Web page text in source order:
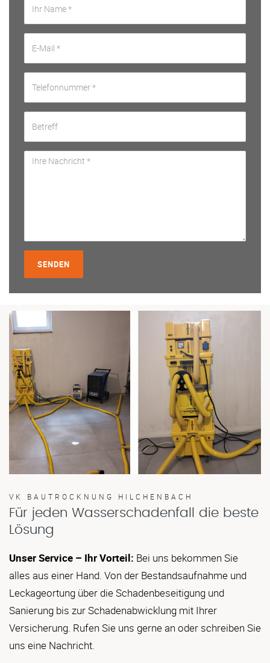
SENDEN
VK BAUTROCKNUNG HILCHENBACH
Für jeden Wasserschadenfall die beste
Lösung
Unser Service – Ihr Vorteil: Bei uns bekommen Sie
alles aus einer Hand. Von der Bestandsaufnahme und
Leckageortung über die Schadenbeseitigung und
Sanierung bis zur Schadenabwicklung mit Ihrer
Versicherung. Rufen Sie uns gerne an oder schreiben Sie
uns eine Nachricht.